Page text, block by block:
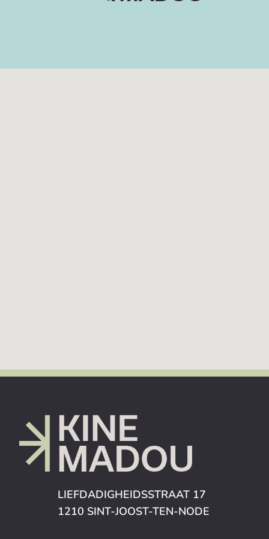
LIEFDADIGHEIDSSTRAAT 17
1210 SINT-JOOST-TEN-NODE